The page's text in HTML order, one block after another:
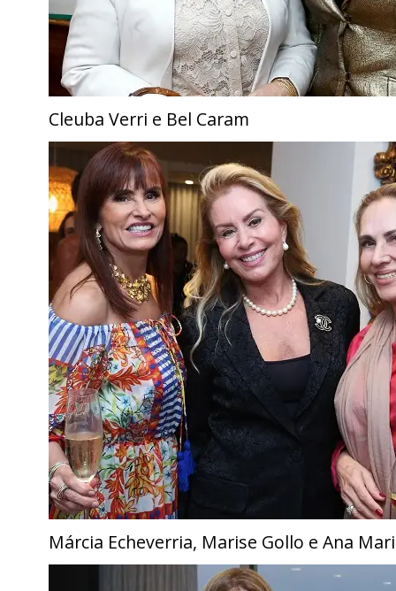
Cleuba Verri e Bel Caram
Márcia Echeverria, Marise Gollo e Ana